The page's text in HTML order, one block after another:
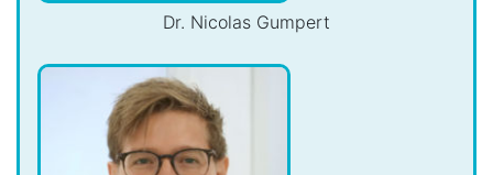
Dr. Nicolas Gumpert